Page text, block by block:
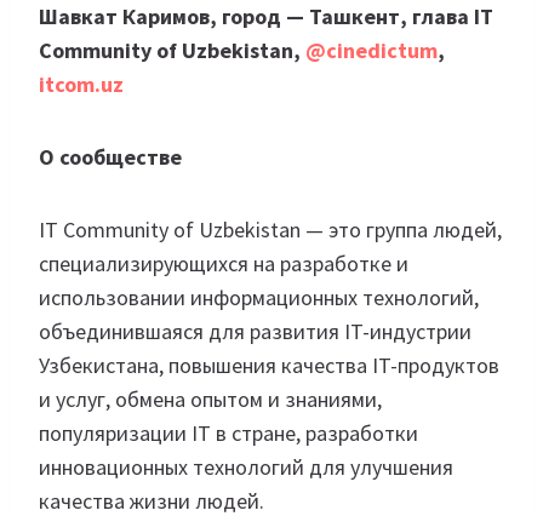
Шавкат Каримов, город — Ташкент, глава IT
Community of Uzbekistan, @cinedictum,
itcom.uz
О сообществе
IT Community of Uzbekistan — это группа людей,
специализирующихся на разработке и
использовании информационных технологий,
объединившаяся для развития IT-индустрии
Узбекистана, повышения качества IT-продуктов
и услуг, обмена опытом и знаниями,
популяризации IT в стране, разработки
инновационных технологий для улучшения
качества жизни людей.